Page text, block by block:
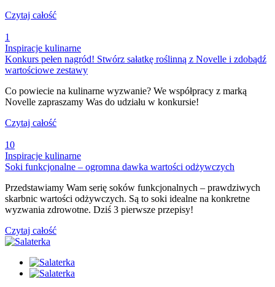
Czytaj całość
1
Inspiracje kulinarne
Konkurs pełen nagród! Stwórz sałatkę roślinną z Novelle i zdobądź
wartościowe zestawy
Co powiecie na kulinarne wyzwanie? We współpracy z marką
Novelle zapraszamy Was do udziału w konkursie!
Czytaj całość
10
Inspiracje kulinarne
Soki funkcjonalne – ogromna dawka wartości odżywczych
Przedstawiamy Wam serię soków funkcjonalnych – prawdziwych
skarbnic wartości odżywczych. Są to soki idealne na konkretne
wyzwania zdrowotne. Dziś 3 pierwsze przepisy!
Czytaj całość